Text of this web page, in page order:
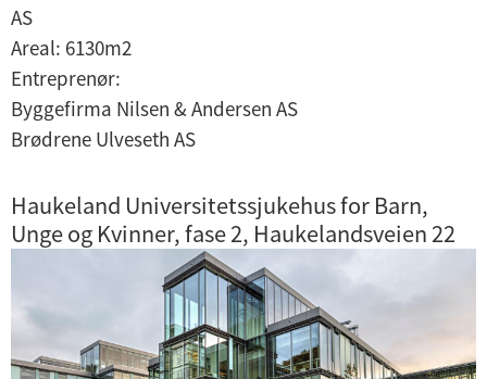
AS
Areal: 6130m2
Entreprenør:
Byggefirma Nilsen & Andersen AS
Brødrene Ulveseth AS
Haukeland Universitetssjukehus for Barn,
Unge og Kvinner, fase 2, Haukelandsveien 22